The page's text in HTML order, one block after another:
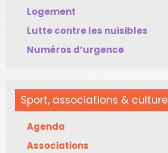
Logement
Lutte contre les nuisibles
Numéros d’urgence
Sport, associations & culture
Agenda
Associations